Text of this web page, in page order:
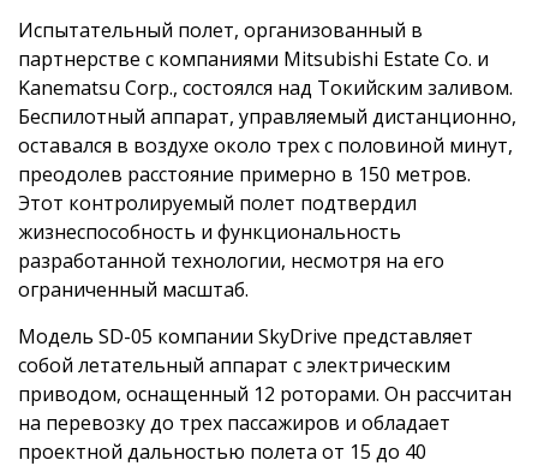
Испытательный полет, организованный в
партнерстве с компаниями Mitsubishi Estate Co. и
Kanematsu Corp., состоялся над Токийским заливом.
Беспилотный аппарат, управляемый дистанционно,
оставался в воздухе около трех с половиной минут,
преодолев расстояние примерно в 150 метров.
Этот контролируемый полет подтвердил
жизнеспособность и функциональность
разработанной технологии, несмотря на его
ограниченный масштаб.
Модель SD-05 компании SkyDrive представляет
собой летательный аппарат с электрическим
приводом, оснащенный 12 роторами. Он рассчитан
на перевозку до трех пассажиров и обладает
проектной дальностью полета от 15 до 40